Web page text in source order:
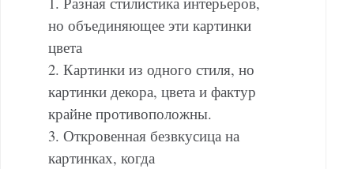
но объединяющее эти картинки
цвета
2. Картинки из одного стиля, но
картинки декора, цвета и фактур
крайне противоположны.
3. Откровенная безвкусица на
картинках, когда